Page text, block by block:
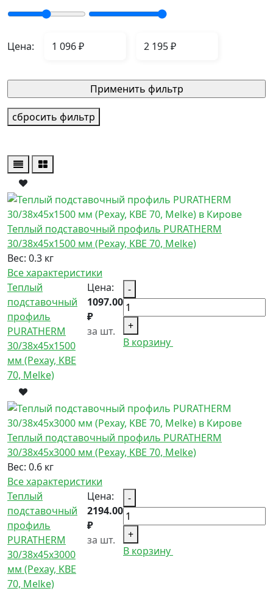
Цена:
сбросить фильтр
Теплый подставочный профиль PURATHERM
30/38x45x1500 мм (Рехау, KBE 70, Melke)
Вес: 0.3 кг
Все характеристики
Теплый
подставочный
профиль
PURATHERM
30/38x45x1500
мм (Рехау, KBE
70, Melke)
Цена:
1097.00
₽
за шт.
-
+
В корзину
Теплый подставочный профиль PURATHERM
30/38x45x3000 мм (Рехау, KBE 70, Melke)
Вес: 0.6 кг
Все характеристики
Теплый
подставочный
профиль
PURATHERM
30/38x45x3000
мм (Рехау, KBE
70, Melke)
Цена:
2194.00
₽
за шт.
-
+
В корзину